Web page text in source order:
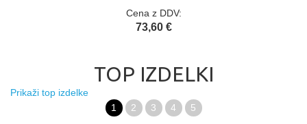
Cena z DDV:
73,60 €
TOP IZDELKI
Prikaži top izdelke
1
2 3 4 5